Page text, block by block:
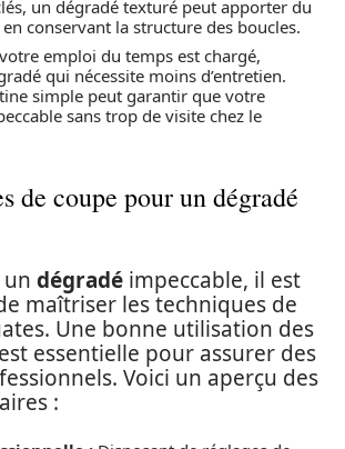
un dégradé texturé peut apporter du
conservant la structure des boucles.
emploi du temps est chargé,
qui nécessite moins d’entretien.
simple peut garantir que votre
sans trop de visite chez le
de coupe pour un dégradé
dégradé impeccable, il est
maîtriser les techniques de
Une bonne utilisation des
essentielle pour assurer des
Voici un aperçu des
: